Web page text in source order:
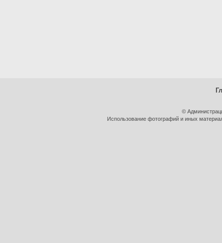
©
Использование фотографий и иных